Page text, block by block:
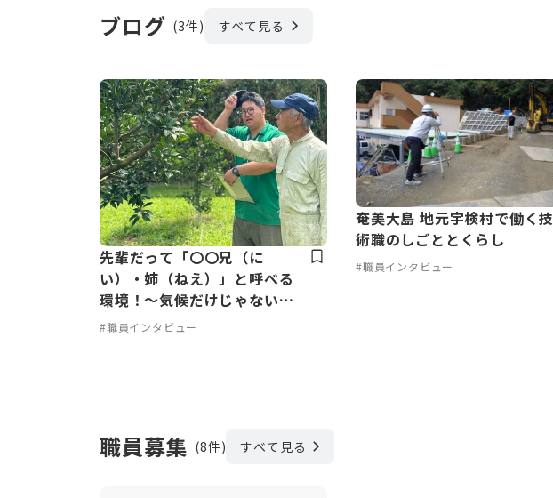
ブログ (3件) すべて見る
先輩だって「〇〇兄（に
い）・姉（ねえ）」と呼べる
環境！～気候だけじゃない！
人だって温かい宇検村の魅力
#職員インタビュー
奄美大島 地元宇検村で働く技
術職のしごととくらし
#職員インタビュー
職員募集 (8件) すべて見る